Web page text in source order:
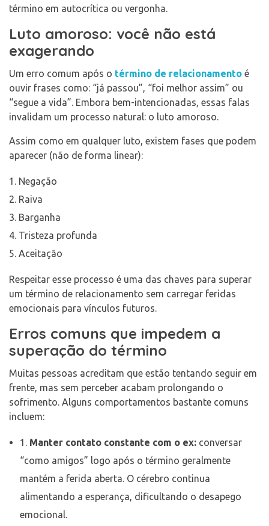
término em autocrítica ou vergonha.
Luto amoroso: você não está
exagerando
Um erro comum após o término de relacionamento é
ouvir frases como: “já passou”, “foi melhor assim” ou
“segue a vida”. Embora bem-intencionadas, essas falas
invalidam um processo natural: o luto amoroso.
Assim como em qualquer luto, existem fases que podem
aparecer (não de forma linear):
Negação
Raiva
Barganha
Tristeza profunda
Aceitação
Respeitar esse processo é uma das chaves para superar
um término de relacionamento sem carregar feridas
emocionais para vínculos futuros.
Erros comuns que impedem a
superação do término
Muitas pessoas acreditam que estão tentando seguir em
frente, mas sem perceber acabam prolongando o
sofrimento. Alguns comportamentos bastante comuns
incluem:
1. Manter contato constante com o ex:conversar
“como amigos” logo após o término geralmente
mantém a ferida aberta. O cérebro continua
alimentando a esperança, dificultando o desapego
emocional.